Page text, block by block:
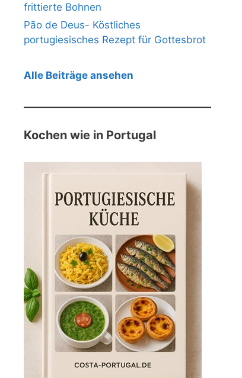
frittierte Bohnen
Pão de Deus- Köstliches
portugiesisches Rezept für Gottesbrot
Alle Beiträge ansehen
Kochen wie in Portugal